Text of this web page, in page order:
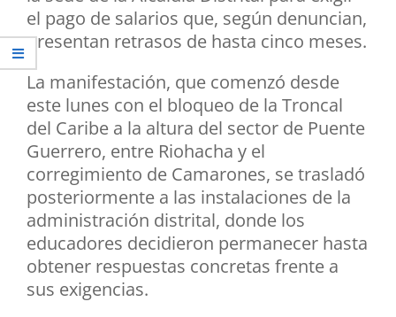
el pago de salarios que, según denuncian,
presentan retrasos de hasta cinco meses.
La manifestación, que comenzó desde
este lunes con el bloqueo de la Troncal
del Caribe a la altura del sector de Puente
Guerrero, entre Riohacha y el
corregimiento de Camarones, se trasladó
posteriormente a las instalaciones de la
administración distrital, donde los
educadores decidieron permanecer hasta
obtener respuestas concretas frente a
sus exigencias.